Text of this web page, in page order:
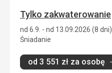
Tylko zakwaterowanie
nd 6.9. - nd 13.09.2026 (8 dni)
Śniadanie
od 3 551 zł za osobę